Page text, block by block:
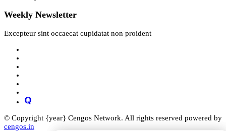
Weekly Newsletter
Excepteur sint occaecat cupidatat non proident
© Copyright {year} Cengos Network. All rights reserved powered by
cengos.in